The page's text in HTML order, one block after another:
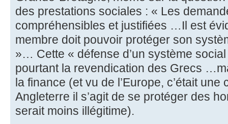
des prestations sociales : « Les
compréhensibles et justifiées …Il est
membre doit pouvoir protéger son
»… Cette « défense d’un système
pourtant la revendication des Grecs
la finance (et vu de l’Europe, c’était une
Angleterre il s’agit de se protéger des
serait moins illégitime).